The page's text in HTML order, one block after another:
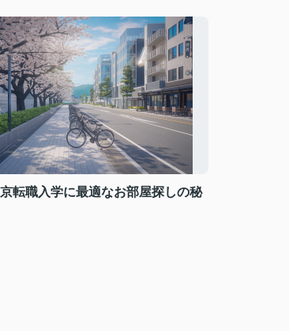
転職入学に最適なお部屋探しの秘